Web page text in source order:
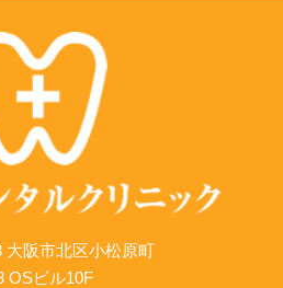
大阪市北区小松原町
OSビル10F